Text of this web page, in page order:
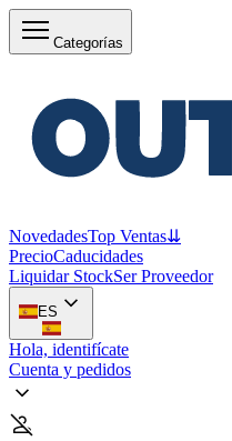
Categorías
NovedadesTop Ventas⇊
PrecioCaducidades
Liquidar StockSer Proveedor
ES
Hola, identifícate
Cuenta y pedidos